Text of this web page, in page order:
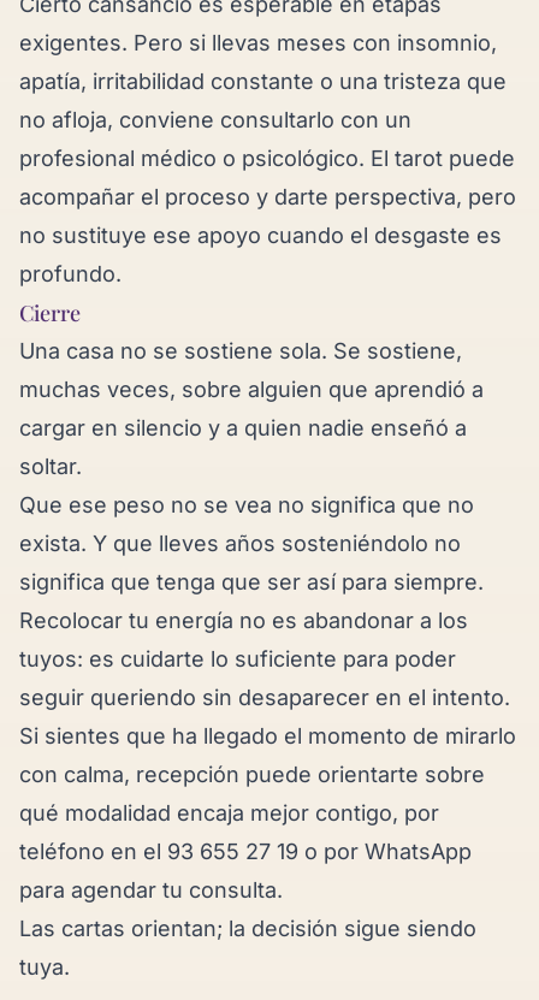
exigentes. Pero si llevas meses con insomnio,
apatía, irritabilidad constante o una tristeza que
no afloja, conviene consultarlo con un
profesional médico o psicológico. El tarot puede
acompañar el proceso y darte perspectiva, pero
no sustituye ese apoyo cuando el desgaste es
profundo.
Cierre
Una casa no se sostiene sola. Se sostiene,
muchas veces, sobre alguien que aprendió a
cargar en silencio y a quien nadie enseñó a
soltar.
Que ese peso no se vea no significa que no
exista. Y que lleves años sosteniéndolo no
significa que tenga que ser así para siempre.
Recolocar tu energía no es abandonar a los
tuyos: es cuidarte lo suficiente para poder
seguir queriendo sin desaparecer en el intento.
Si sientes que ha llegado el momento de mirarlo
con calma, recepción puede orientarte sobre
qué modalidad encaja mejor contigo, por
teléfono en el 93 655 27 19 o por WhatsApp
para agendar tu consulta.
Las cartas orientan; la decisión sigue siendo
tuya.